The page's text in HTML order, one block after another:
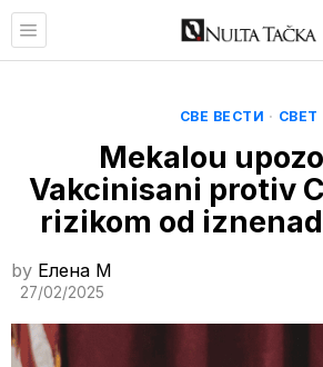
СВЕ ВЕСТИ · СВЕТ
Mekalou
Vakcinisani protiv
rizikom od
by Елена M
27/02/2025